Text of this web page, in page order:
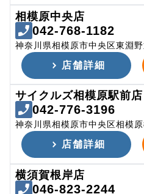
相模原中央店
042-768-1182
神奈川県相模原市中央区東淵
店舗詳細
サイクルズ相模原駅前店
042-776-3196
神奈川県相模原市中央区相模
店舗詳細
横須賀根岸店
046-823-2244